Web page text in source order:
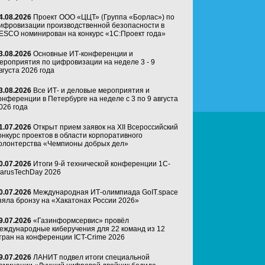
Проект ООО «ЦЦТ» (Группа «Борлас») по
производственной безопасности в
номинирован на конкурс «1С:Проект года»
Основные ИТ-конференции и
по цифровизации на неделе 3 - 9
2026 года
Все ИТ- и деловые мероприятия и
в Петербурге на неделе с 3 по 9 августа
года
Открыт прием заявок на XII Всероссийский
проектов в области корпоративного
«Чемпионы добрых дел»
Итоги 9-й технической конференции 1C-
2026
Международная ИТ-олимпиада GoIT.space
бронзу на «Хакатонах России 2026»
«Газинформсервис» провёл
киберучения для 22 команд из 12
на конференции ICT-Crime 2026
ЛАНИТ подвел итоги специальной